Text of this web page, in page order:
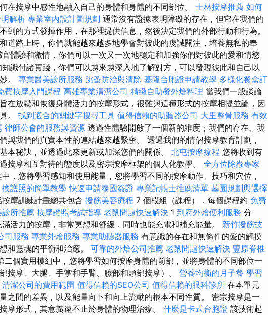
在按摩中感性地融入自己的身體和身體的不同部位。 士林按摩推薦 如何
解析 專業室內設計圖規劃 通常沒有證據表明障礙的存在，但它在我們的
到的方式發揮作用，在那裡提供信息，然後決定我們的外部行動和行為。
道路上時，你們就能越來越多地學會對彼此的虔誠關注，培養無私的奉
體驗和激情，你們可以一次又一次地穩定和加強你們對彼此的愛和情慾
識付諸實踐，你們可以越來越深入地了解對方，可以發現彼此和自己以
。 專業醫美診所服務 跳蚤防治與清除 基隆台胞證申請教學 多樣化餐盒訂
費按摩入門課程 高雄專業清潔公司 精緻自助餐外燴料理 當我們一般談論
在放鬆和恢復身體活力的按摩形式，很難與這種形式的按摩相提並論，因
。 找到適合的關鍵字搜尋工具 值得信賴的助聽器公司 大里整骨服務 有效
律師公會的服務與資源 透過性體驗開啟了一個新的維度；我們的存在、我
與我們的真實本性的連結越來越緊密。 透過我們的情侶按摩教育計劃，
本秘訣，並透過此來更新或加深您們的關係。 北屯按摩療程 您將收到有
按摩相互對待的態度以及密宗按摩框架的個人化教學。 全方位除蟲專家
，您將學習感知和使用能量，您將學習不同的按摩動作、技巧和穴位，
換護照的簡單教學 快速申請泰國簽證 專業記帳士推薦清單 墓園規劃與選擇
摩訓練計畫總共包含 撥筋美容療程 7 個模組（課程），每個課程約 免費
所推薦 按摩證照考試指導 老鼠問題快速解決 1 到府外燴便利服務 分
活力的按摩，非常冥想和舒緩，同時也能充電和補充能量。 新竹撥筋技
司服務 專業外燴服務 專業助聽器服務 有意識的存在和無條件的愛的觸摸
和靈魂的平衡和治癒。 可靠的外燴公司推薦 老鼠問題快速解決 豐原脊椎
二個實用模組中，您將學習如何按摩身體的前部，並將身體的不同部位一
按摩、大腿、手掌和手臂、臉部和頭部按摩）。 營養均衡的月子餐 學習
清潔公司的費用範圍 值得信賴的SEO公司 值得信賴的眼科診所 在本單元
之間的差異，以及能量向下和向上流動的根本不同性質。 密宗按摩是一
摩形式，其意義遠不止於身體的物理治療。 什麼是卡式台胞證 該技術起